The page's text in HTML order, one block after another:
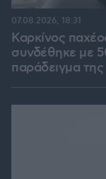
Καρκίνος
συνδέθηκε με
παράδειγμα της
07.08.2026, 18:31